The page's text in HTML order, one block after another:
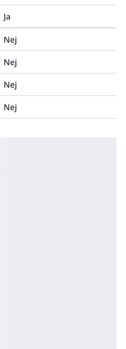
Ja
Nej
Nej
Nej
Nej